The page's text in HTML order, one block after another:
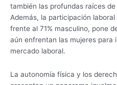
también las profundas raíces
Además, la participación
frente al 71% masculino, pone
aún enfrentan las mujeres para
mercado laboral.
La autonomía física y los